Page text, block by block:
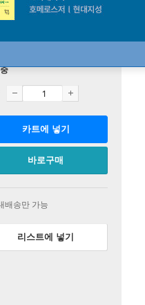
카트에 넣기
바로구매
배송만 가능
리스트에 넣기